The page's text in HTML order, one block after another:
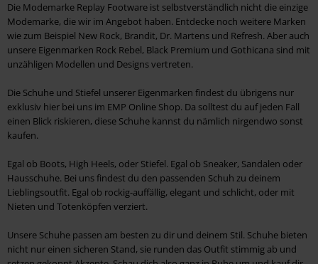
Die Modemarke Replay Footware ist selbstverständlich nicht die einzige
Modemarke, die wir im Angebot haben. Entdecke noch weitere Marken
wie zum Beispiel New Rock, Brandit, Dr. Martens und Refresh. Aber auch
unsere Eigenmarken Rock Rebel, Black Premium und Gothicana sind mit
unzähligen Modellen und Designs vertreten.
Die Schuhe und Stiefel unserer Eigenmarken findest du übrigens nur
exklusiv hier bei uns im EMP Online Shop. Da solltest du auf jeden Fall
einen Blick riskieren, diese Schuhe kannst du nämlich nirgendwo sonst
kaufen.
Egal ob Boots, High Heels, oder Stiefel. Egal ob Sneaker, Sandalen oder
Hausschuhe. Bei uns findest du den passenden Schuh zu deinem
Lieblingsoutfit. Egal ob rockig-auffällig, elegant und schlicht, oder mit
Nieten und Totenköpfen verziert.
Unsere Schuhe passen am besten zu dir und deinem Stil. Schuhe bieten
nicht nur einen sicheren Stand, sie runden das Outfit stimmig ab und